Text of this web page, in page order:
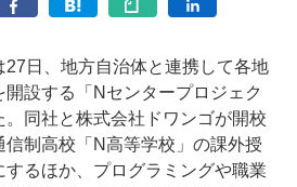
日、地方自治体と連携して各地
設する「Nセンタープロジェク
。同社と株式会社ドワンゴが開校
信制高校「N高等学校」の課外授
るほか、プログラミングや職業